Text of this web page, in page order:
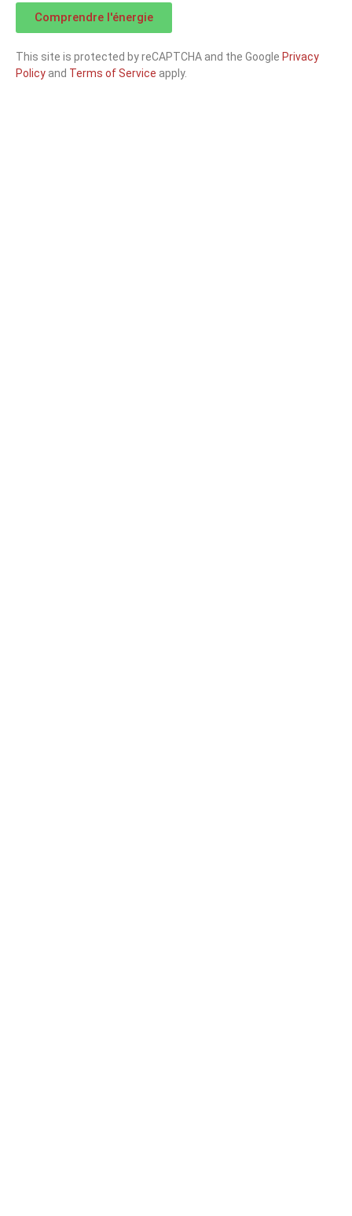
Comprendre l'énergie
This site is protected by reCAPTCHA and the Google Privacy
Policy and Terms of Service apply.